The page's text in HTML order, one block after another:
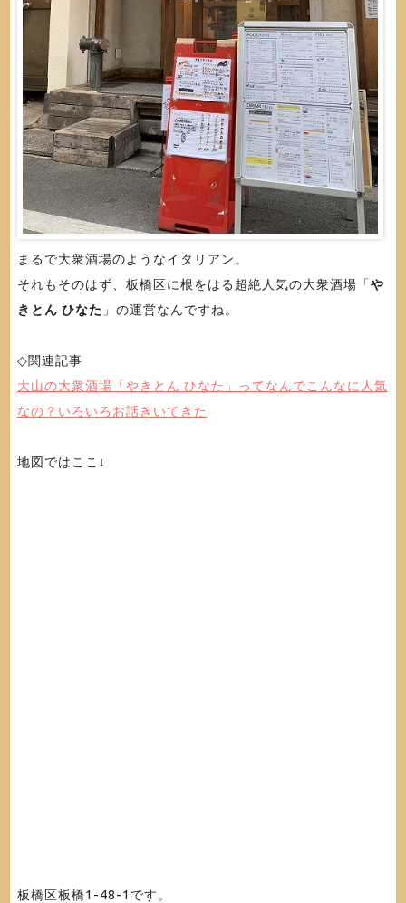
まるで大衆酒場のようなイタリアン。
それもそのはず、板橋区に根をはる超絶人気の大衆酒場「や
きとん ひなた 」の運営なんですね。
◇関連記事
大山の大衆酒場「やきとん ひなた」ってなんでこんなに人気
なの？いろいろお話きいてきた
地図ではここ↓
板橋区板橋1-48-1です。